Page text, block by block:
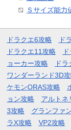
Ｓサイズ能力
ドラクエ6攻略 ド
ドラクエ11攻略
ョーカー攻略
ド
ワンダーランド3D
ケモンORAS攻略
ョン攻略
アルトネ
3攻略
グランファ
ラX攻略
VP2攻略